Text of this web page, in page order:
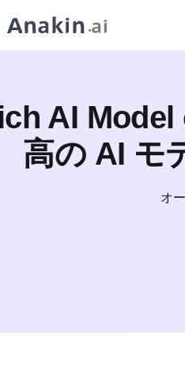
AI
高の AI モ
オ